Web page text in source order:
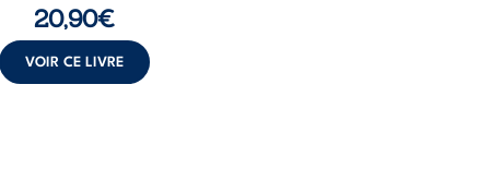
20,90€
VOIR CE LIVRE